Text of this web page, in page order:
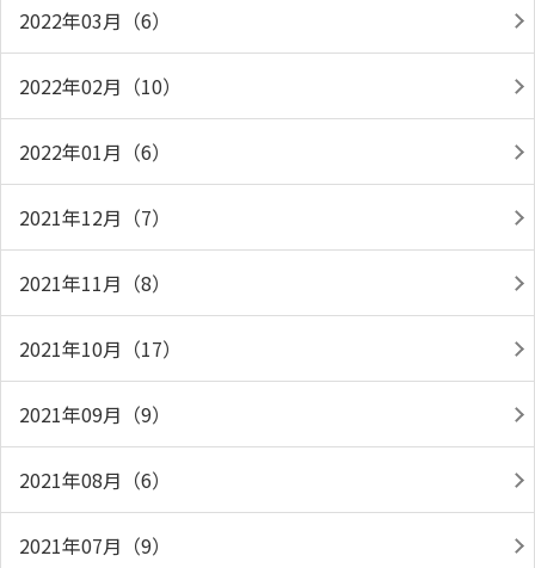
2022年03月（6）
2022年02月（10）
2022年01月（6）
2021年12月（7）
2021年11月（8）
2021年10月（17）
2021年09月（9）
2021年08月（6）
2021年07月（9）